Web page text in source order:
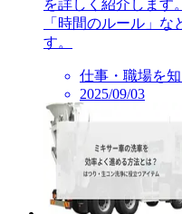
を詳しく紹介します
「時間のルール」
す。
仕事・職場を
2025/09/03